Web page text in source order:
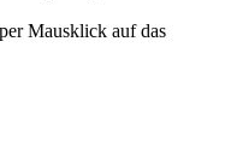
Mausklick auf das